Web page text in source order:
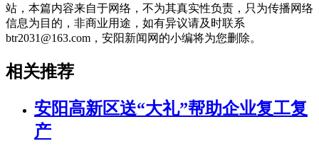
站，本篇内容来自于网络，不为其真实性负责，只为传播网络
信息为目的，非商业用途，如有异议请及时联系
btr2031@163.com，安阳新闻网的小编将为您删除。
相关推荐
安阳高新区送“大礼”帮助企业复工复
产